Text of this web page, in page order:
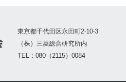
東京都千代田区永田町2-10-3
（株）三菱総合研究所内
TEL：080（2115）0084